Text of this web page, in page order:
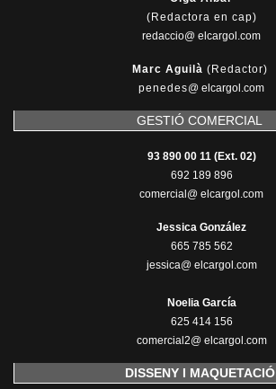
(Redactora en cap)
redaccio@ elcargol.com
Marc Aguilà (Redactor)
penedes@ elcargol.com
GESTIÓ COMERCIAL
93 890 00 11 (Ext. 02)
692 189 896
comercial@ elcargol.com
Jessica González
665 785 562
jessica@ elcargol.com
Noelia García
625 414 156
comercial2@ elcargol.com
DISSENY I MAQUETACIÓ